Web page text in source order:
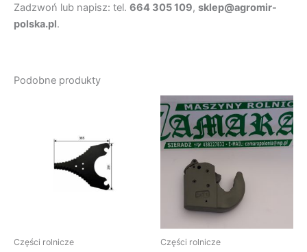
Zadzwoń lub napisz: tel. 664 305 109, sklep@agromir-
polska.pl.
Podobne produkty
Części rolnicze Części rolnicze